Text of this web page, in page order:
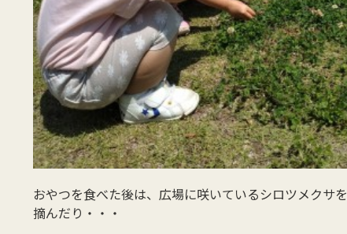
おやつを食べた後は、広場に咲いているシロツメクサを
摘んだり・・・